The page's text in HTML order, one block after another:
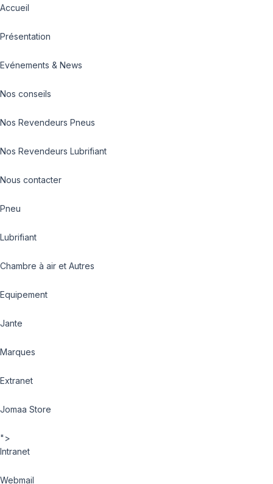
Accueil
Présentation
Evénements & News
Nos conseils
Nos Revendeurs Pneus
Nos Revendeurs Lubrifiant
Nous contacter
Pneu
Lubrifiant
Chambre à air et Autres
Equipement
Jante
Marques
Extranet
Jomaa Store
">
Intranet
Webmail